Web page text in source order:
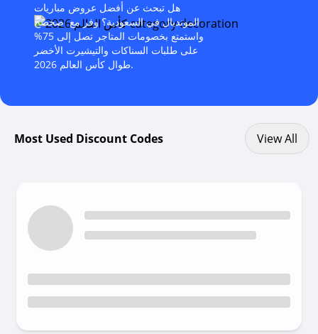
هل تبحث عن أفضل عروض مباريات
المونديال في السعودية؟ وفر مع صحصح
واستمتع بخصومات المتاجر تصل إلى 75%
على طلبات السناكات والتيشيرت الأخضر
طوال كأس العالم 2026.
Most Used Discount Codes
View All discount codes
View All